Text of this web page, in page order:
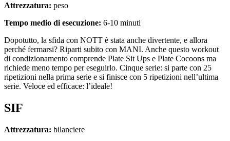
Attrezzatura: peso
Tempo medio di esecuzione: 6-10 minuti
Dopotutto, la sfida con NOTT è stata anche divertente, e allora
perché fermarsi? Riparti subito con MANI. Anche questo workout
di condizionamento comprende Plate Sit Ups e Plate Cocoons ma
richiede meno tempo per eseguirlo. Cinque serie: si parte con 25
ripetizioni nella prima serie e si finisce con 5 ripetizioni nell’ultima
serie. Veloce ed efficace: l’ideale!
SIF
Attrezzatura: bilanciere